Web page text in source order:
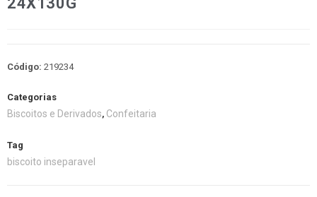
Código: 219234
Categorias
Biscoitos e Derivados, Confeitaria
Tag
biscoito inseparavel